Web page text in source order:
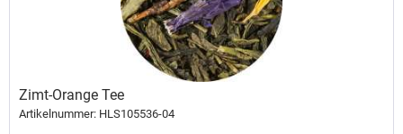
Zimt-Orange Tee
Artikelnummer: HLS105536-04